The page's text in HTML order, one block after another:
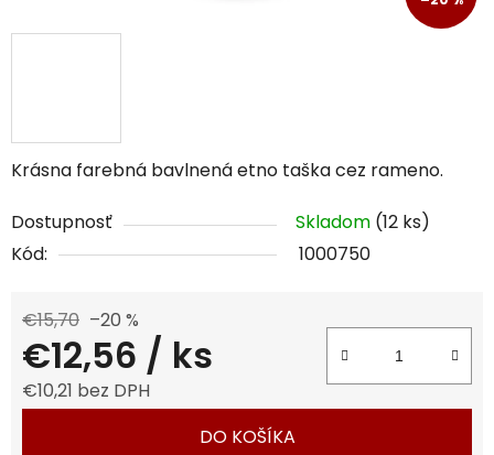
Krásna farebná bavlnená etno taška cez rameno.
Dostupnosť Skladom (12 ks)
Kód:
1000750
€15,70 –20 %
€12,56 / ks
€10,21 bez DPH
DO KOŠÍKA